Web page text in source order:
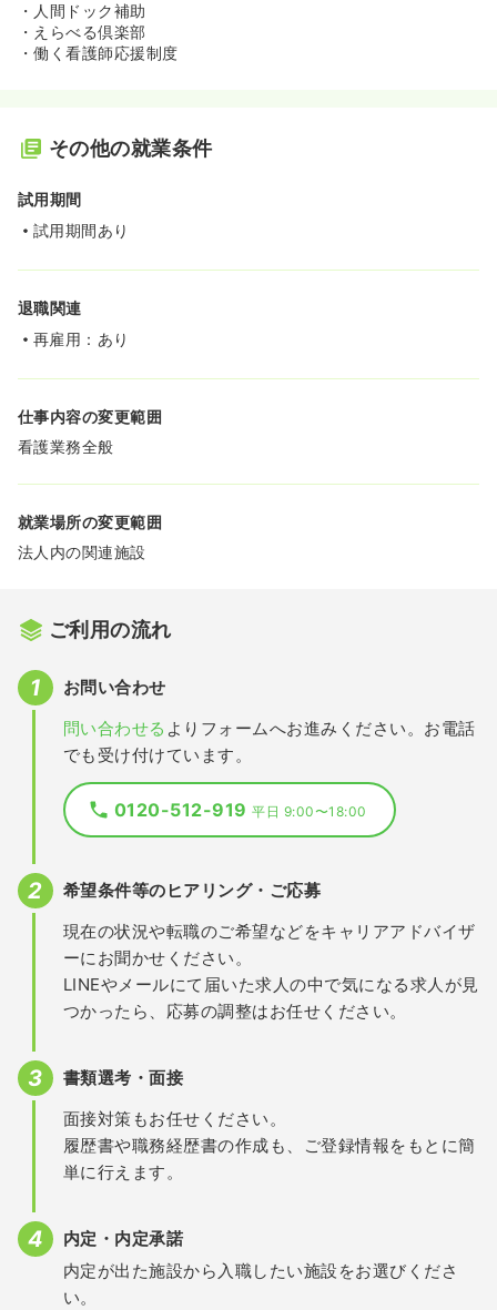
・人間ドック補助
・えらべる倶楽部
・働く看護師応援制度
その他の就業条件
試用期間
試用期間あり
退職関連
再雇用：あり
仕事内容の変更範囲
看護業務全般
就業場所の変更範囲
法人内の関連施設
ご利用の流れ
お問い合わせ
問い合わせる よりフォームへお進みください。お電話
でも受け付けています。
0120-512-919平日 9:00〜18:00
希望条件等のヒアリング・ご応募
現在の状況や転職のご希望などをキャリアアドバイザ
ーにお聞かせください。
LINEやメールにて届いた求人の中で気になる求人が見
つかったら、応募の調整はお任せください。
書類選考・面接
面接対策もお任せください。
履歴書や職務経歴書の作成も、ご登録情報をもとに簡
単に行えます。
内定・内定承諾
内定が出た施設から入職したい施設をお選びくださ
い。